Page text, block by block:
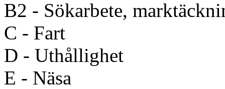
B2 - Sökarbete,
C - Fart
D - Uthållighet
E - Näsa